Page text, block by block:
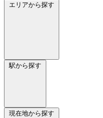
エリアから探す
駅から探す
現在地から探す